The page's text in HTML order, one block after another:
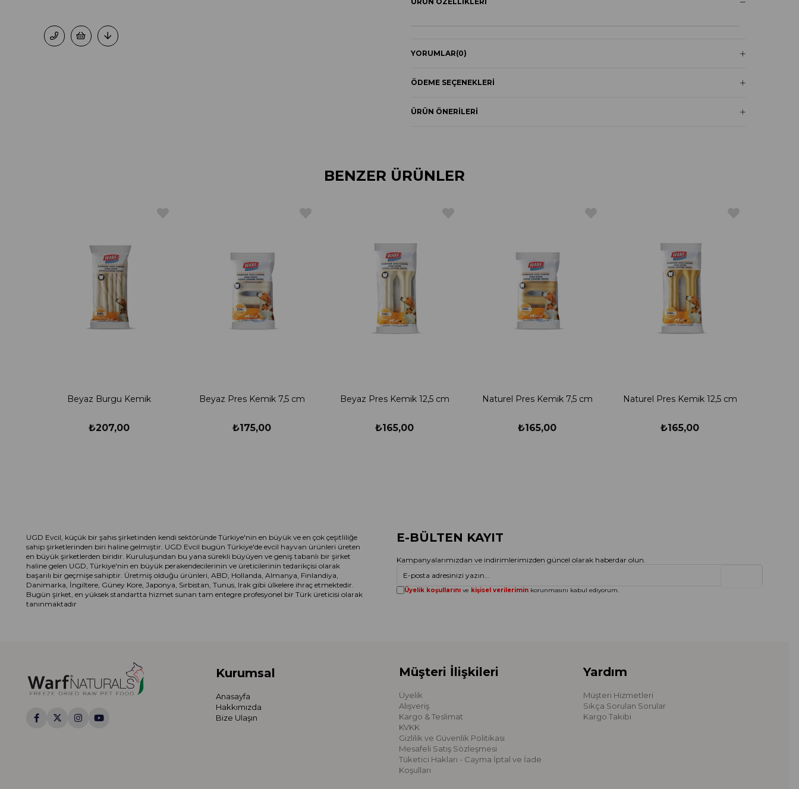
YORUMLAR(0)
ÖDEME SEÇENEKLERI
ÜRÜN ÖNERILERI
BENZER ÜRÜNLER
Beyaz Burgu Kemik
₺207,00
Beyaz Pres Kemik 7,5 cm
₺175,00
Beyaz Pres Kemik 12,5 cm
₺165,00
Naturel Pres Kemik 7,5 cm
₺165,00
Naturel Pres Kemik 12,5 cm
₺165,00
UGD Evcil, küçük bir şahıs şirketinden kendi sektöründe Türkiye'nin en büyük ve en çok çeşitliliğe
sahip şirketlerinden biri haline gelmiştir. UGD Evcil bugün Türkiye'de evcil hayvan ürünleri üreten
en büyük şirketlerden biridir. Kuruluşundan bu yana sürekli büyüyen ve geniş tabanlı bir şirket
haline gelen UGD, Türkiye'nin en büyük perakendecilerinin ve üreticilerinin tedarikçisi olarak
başarılı bir geçmişe sahiptir. Üretmiş olduğu ürünleri, ABD, Hollanda, Almanya, Finlandiya,
Danimarka, İngiltere, Güney Kore, Japonya, Sırbistan, Tunus, Irak gibi ülkelere ihraç etmektedir.
Bugün şirket, en yüksek standartta hizmet sunan tam entegre profesyonel bir Türk üreticisi olarak
tanınmaktadır
E-BÜLTEN KAYIT
Kampanyalarımızdan ve indirimlerimizden güncel olarak haberdar olun.
Üyelik koşullarınıve kişisel verileriminkorunmasını kabul ediyorum.
Kurumsal
Anasayfa
Hakkımızda
Bize Ulaşın
Müşteri İlişkileri
Üyelik
Alışveriş
Kargo & Teslimat
KVKK
Gizlilik ve Güvenlik Politikası
Mesafeli Satış Sözleşmesi
Tüketici Hakları - Cayma İptal ve İade
Koşulları
Yardım
Müşteri Hizmetleri
Sıkça Sorulan Sorular
Kargo Takibi